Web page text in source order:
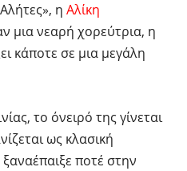
η Αλίκη
μια νεαρή χορεύτρια, η
κάποτε σε μια μεγάλη
το όνειρό της γίνεται
ως κλασική
ποτέ στην